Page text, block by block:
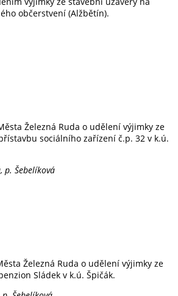
občerstvení (Alžbětín).
Železná Ruda o udělení výjimky ze
sociálního zařízení č.p. 32 v k.ú.
p. Šebelíková
Železná Ruda o udělení výjimky ze
Sládek v k.ú. Špičák.